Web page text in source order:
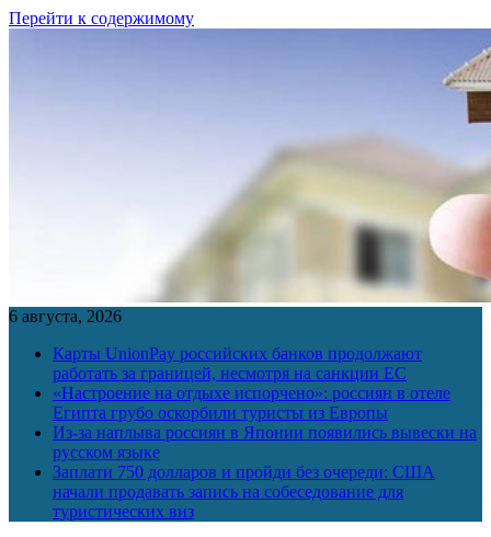
Перейти к содержимому
6 августа, 2026
Карты UnionPay российских банков продолжают
работать за границей, несмотря на санкции ЕС
«Настроение на отдыхе испорчено»: россиян в отеле
Египта грубо оскорбили туристы из Европы
Из-за наплыва россиян в Японии появились вывески на
русском языке
Заплати 750 долларов и пройди без очереди: США
начали продавать запись на собеседование для
туристических виз